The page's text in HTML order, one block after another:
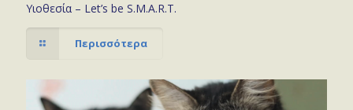
Υιοθεσία – Let’s be S.M.A.R.T.
Περισσότερα